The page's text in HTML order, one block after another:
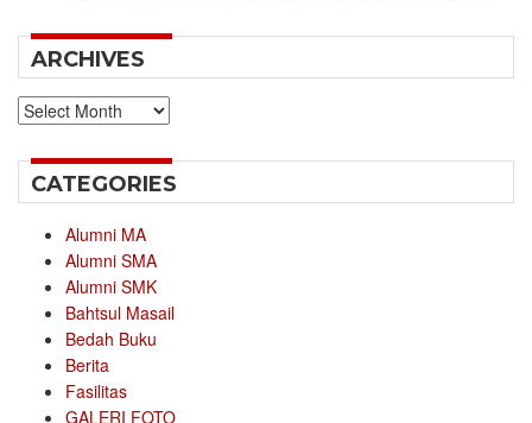
ARCHIVES
Archives
CATEGORIES
Alumni MA
Alumni SMA
Alumni SMK
Bahtsul Masail
Bedah Buku
Berita
Fasilitas
GALERI FOTO